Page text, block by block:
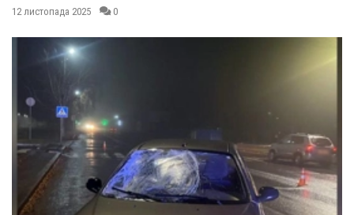
12 листопада 2025 0